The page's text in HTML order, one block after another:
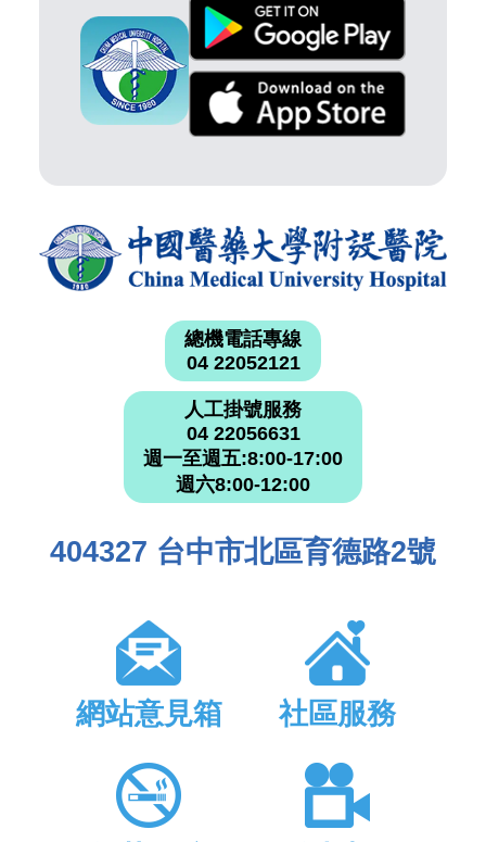
總機電話專線
04 22052121
人工掛號服務
04 22056631
週一至週五:8:00-17:00
週六8:00-12:00
404327 台中市北區育德路2號
網站意見箱 社區服務